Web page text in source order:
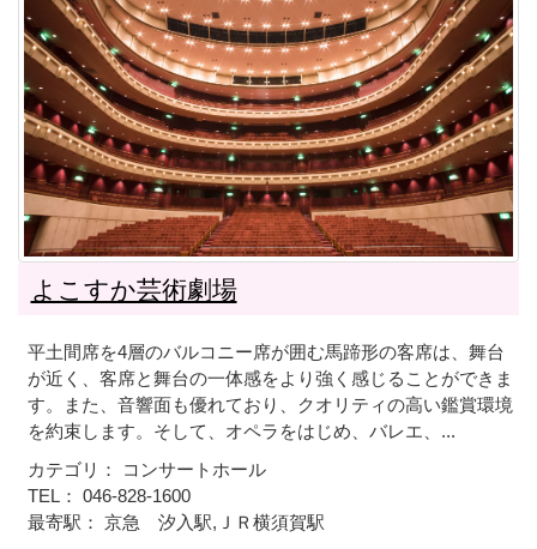
よこすか芸術劇場
平土間席を4層のバルコニー席が囲む馬蹄形の客席は、舞台
が近く、客席と舞台の一体感をより強く感じることができま
す。また、音響面も優れており、クオリティの高い鑑賞環境
を約束します。そして、オペラをはじめ、バレエ、...
カテゴリ： コンサートホール
TEL： 046-828-1600
最寄駅： 京急 汐入駅,ＪＲ横須賀駅